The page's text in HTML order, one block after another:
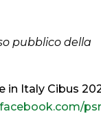
pubblico della
in Italy Cibus